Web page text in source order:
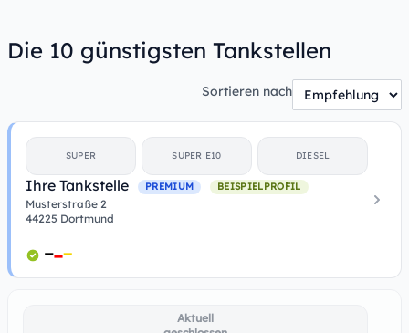
Die 10 günstigsten Tankstellen
Sortieren nach
SUPER SUPER E10 DIESEL
Ihre Tankstelle PREMIUM BEISPIELPROFIL
Musterstraße 2
44225 Dortmund
Aktuell